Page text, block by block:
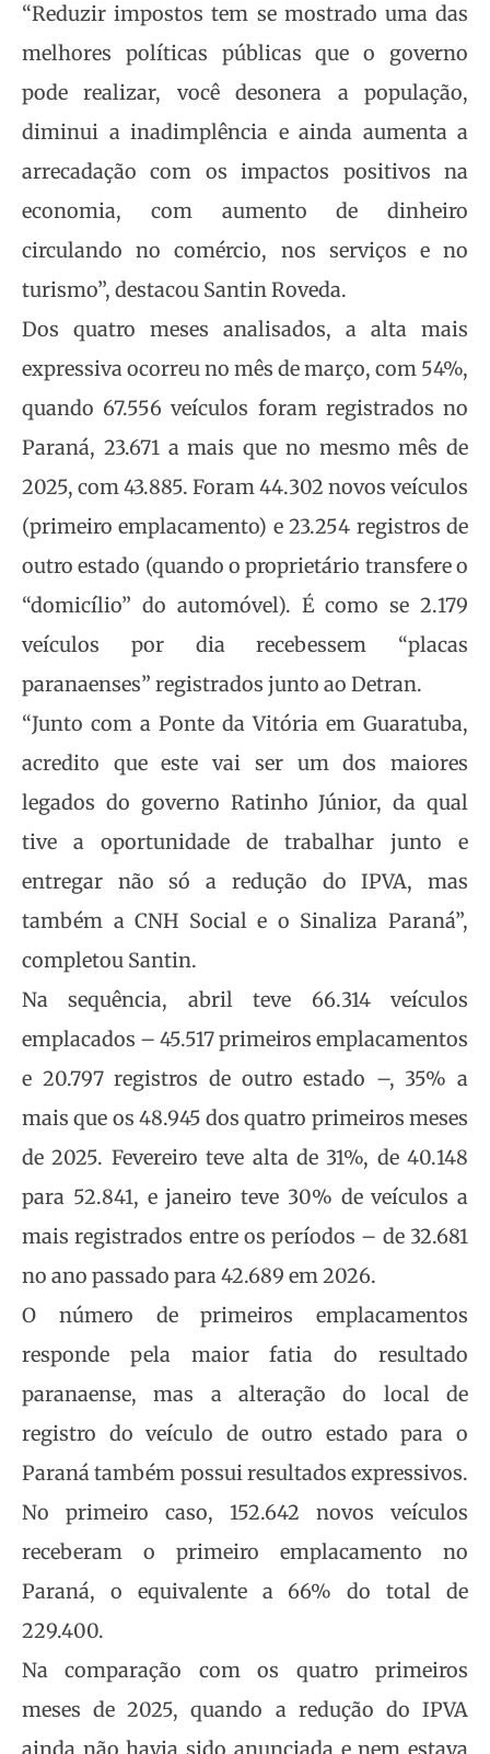
“Reduzir impostos tem se mostrado uma das
melhores políticas públicas que o governo
pode realizar, você desonera a população,
diminui a inadimplência e ainda aumenta a
arrecadação com os impactos positivos na
economia, com aumento de dinheiro
circulando no comércio, nos serviços e no
turismo”, destacou Santin Roveda.
Dos quatro meses analisados, a alta mais
expressiva ocorreu no mês de março, com 54%,
quando 67.556 veículos foram registrados no
Paraná, 23.671 a mais que no mesmo mês de
2025, com 43.885. Foram 44.302 novos veículos
(primeiro emplacamento) e 23.254 registros de
outro estado (quando o proprietário transfere o
“domicílio” do automóvel). É como se 2.179
veículos por dia recebessem “placas
paranaenses” registrados junto ao Detran.
“Junto com a Ponte da Vitória em Guaratuba,
acredito que este vai ser um dos maiores
legados do governo Ratinho Júnior, da qual
tive a oportunidade de trabalhar junto e
entregar não só a redução do IPVA, mas
também a CNH Social e o Sinaliza Paraná”,
completou Santin.
Na sequência, abril teve 66.314 veículos
emplacados – 45.517 primeiros emplacamentos
e 20.797 registros de outro estado –, 35% a
mais que os 48.945 dos quatro primeiros meses
de 2025. Fevereiro teve alta de 31%, de 40.148
para 52.841, e janeiro teve 30% de veículos a
mais registrados entre os períodos – de 32.681
no ano passado para 42.689 em 2026.
O número de primeiros emplacamentos
responde pela maior fatia do resultado
paranaense, mas a alteração do local de
registro do veículo de outro estado para o
Paraná também possui resultados expressivos.
No primeiro caso, 152.642 novos veículos
receberam o primeiro emplacamento no
Paraná, o equivalente a 66% do total de
229.400.
Na comparação com os quatro primeiros
meses de 2025, quando a redução do IPVA